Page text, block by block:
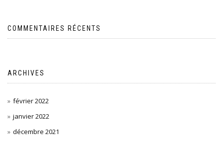
COMMENTAIRES RÉCENTS
ARCHIVES
février 2022
janvier 2022
décembre 2021